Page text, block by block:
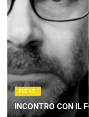
EVENTI
INCONTRO CON IL